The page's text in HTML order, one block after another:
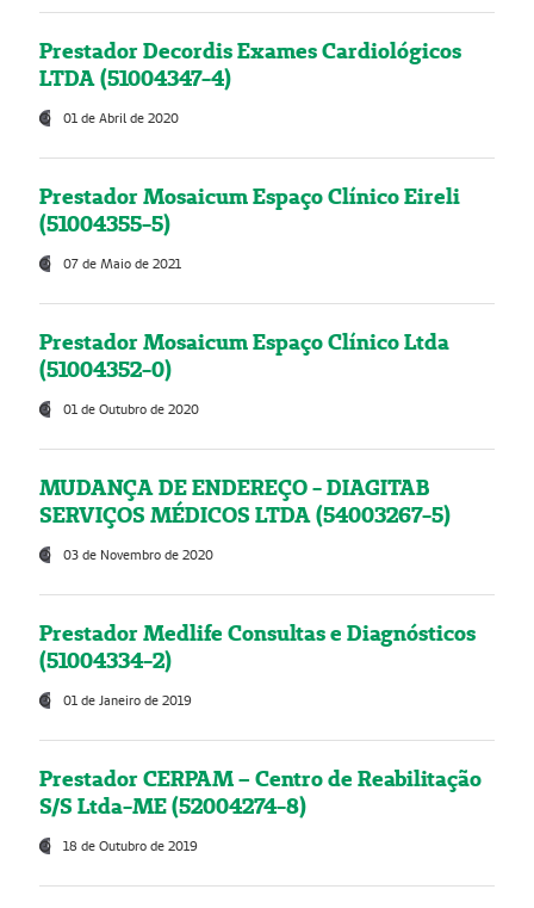
Prestador Decordis Exames Cardiológicos
LTDA (51004347-4)
01 de Abril de 2020
Prestador Mosaicum Espaço Clínico Eireli
(51004355-5)
07 de Maio de 2021
Prestador Mosaicum Espaço Clínico Ltda
(51004352-0)
01 de Outubro de 2020
MUDANÇA DE ENDEREÇO - DIAGITAB
SERVIÇOS MÉDICOS LTDA (54003267-5)
03 de Novembro de 2020
Prestador Medlife Consultas e Diagnósticos
(51004334-2)
01 de Janeiro de 2019
Prestador CERPAM – Centro de Reabilitação
S/S Ltda-ME (52004274-8)
18 de Outubro de 2019